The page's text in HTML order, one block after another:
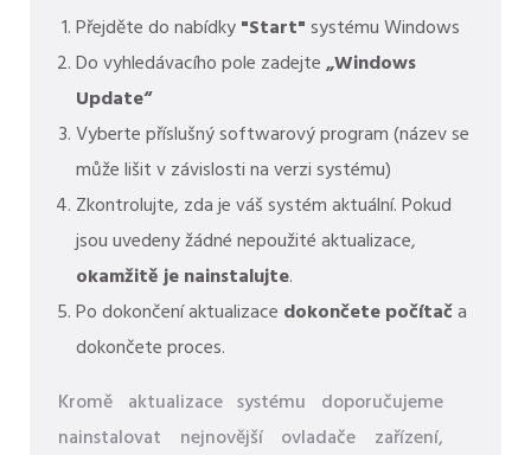
Přejděte do nabídky"Start"systému Windows
Do vyhledávacího pole zadejte„Windows
Update“
Vyberte příslušný softwarový program (název se
může lišit v závislosti na verzi systému)
Zkontrolujte, zda je váš systém aktuální. Pokud
jsou uvedeny žádné nepoužité aktualizace,
okamžitě je nainstalujte.
Po dokončení aktualizace dokončete počítača
dokončete proces.
Kromě aktualizace systému doporučujeme
nainstalovat nejnovější ovladače zařízení,